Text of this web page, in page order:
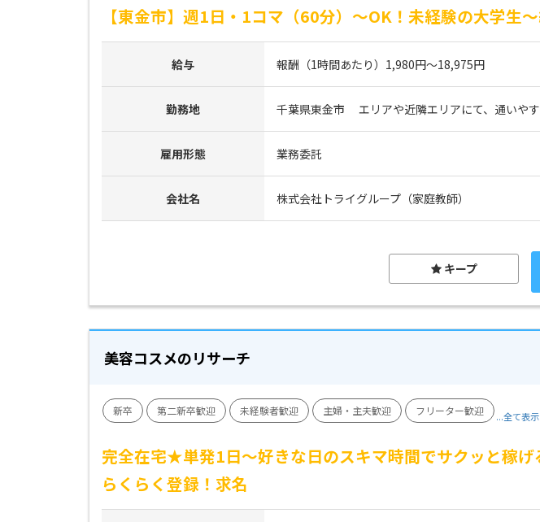
【東金市】週1日・1コマ（60分）～OK！未経験の大学生
給与 報酬（1時間あたり）1,980円～18,975円
勤務地 千葉県東金市　 エリアや近隣エリアにて、通いや
雇用形態 業務委託
会社名 株式会社トライグループ（家庭教師）
キープ
美容コスメのリサーチ
新卒 第二新卒歓迎 未経験者歓迎 主婦・主夫歓迎 フリーター歓迎 ...全て表示
完全在宅★単発1日～好きな日のスキマ時間でサクッと稼
らくらく登録！求名